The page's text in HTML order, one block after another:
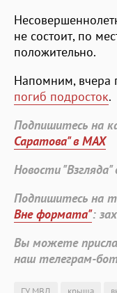
не состоит, по
положительно.
Напомним, вчера
погиб подросток.
Подпишитесь на
Саратова" в MAX
Новости
Подпишитесь на
Вне формата":
Вы можете
наш телеграм-